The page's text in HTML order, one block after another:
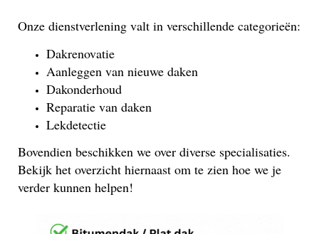
Onze dienstverlening valt in verschillende categorieën:
Dakrenovatie
Aanleggen van nieuwe daken
Dakonderhoud
Reparatie van daken
Lekdetectie
Bovendien beschikken we over diverse specialisaties.
Bekijk het overzicht hiernaast om te zien hoe we je
verder kunnen helpen!